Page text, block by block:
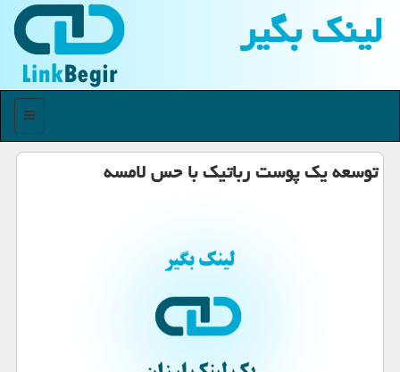
لینك بگیر
منو
توسعه یك پوست رباتیك با حس لامسه